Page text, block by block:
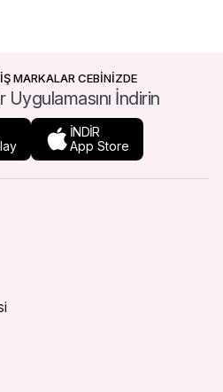
MARKALAR CEBİNİZDE
İndirin
İNDİR
App Store